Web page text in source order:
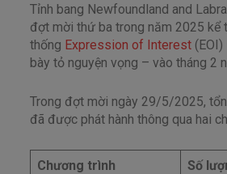
Tỉnh bang Newfoundland and
đợt mời thứ ba trong năm 2025 kể
thống Expression of Interest
bày tỏ nguyện vọng – vào tháng 2
Trong đợt mời ngày 29/5/2025,
đã được phát hành thông qua hai
Chương trình Số